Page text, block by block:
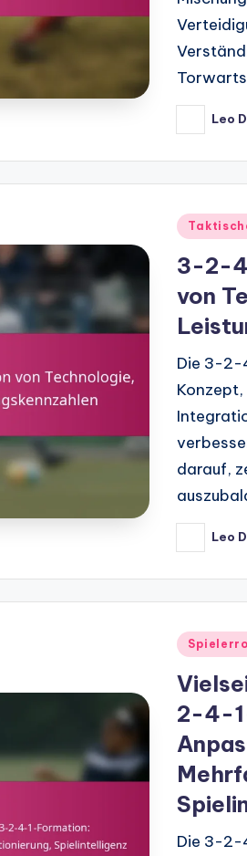
Posted
by
Leo
Posted
3-2-
von
Die 3-2-
darauf,
Posted
by
Leo
Posted
2-4-
Die 3-2-